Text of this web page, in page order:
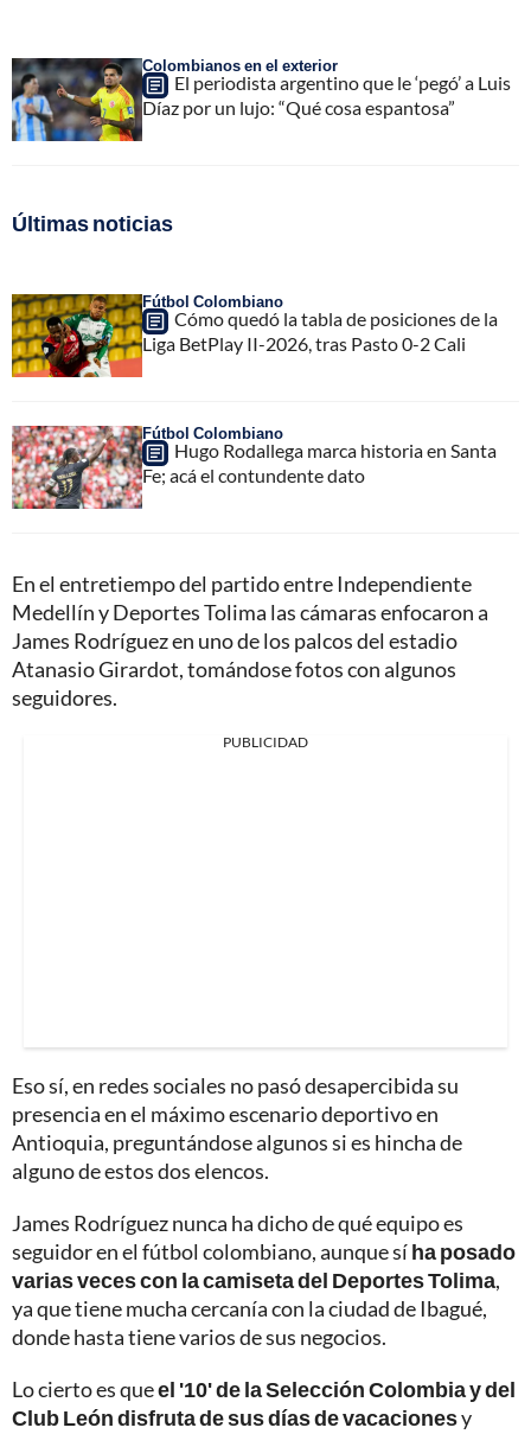
Colombianos en el exterior
El periodista argentino que le ‘pegó’ a Luis
Díaz por un lujo: “Qué cosa espantosa”
Últimas noticias
Fútbol Colombiano
Cómo quedó la tabla de posiciones de la
Liga BetPlay II-2026, tras Pasto 0-2 Cali
Fútbol Colombiano
Hugo Rodallega marca historia en Santa
Fe; acá el contundente dato
En el entretiempo del partido entre Independiente
Medellín y Deportes Tolima las cámaras enfocaron a
James Rodríguez en uno de los palcos del estadio
Atanasio Girardot, tomándose fotos con algunos
seguidores.
PUBLICIDAD
Eso sí, en redes sociales no pasó desapercibida su
presencia en el máximo escenario deportivo en
Antioquia, preguntándose algunos si es hincha de
alguno de estos dos elencos.
James Rodríguez nunca ha dicho de qué equipo es
seguidor en el fútbol colombiano, aunque síha posado
varias veces con la camiseta del Deportes Tolima,
ya que tiene mucha cercanía con la ciudad de Ibagué,
donde hasta tiene varios de sus negocios.
Lo cierto es queel '10' de la Selección Colombia y del
Club León disfruta de sus días de vacacionesy